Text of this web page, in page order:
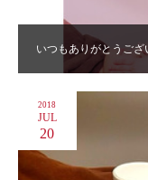
いつもありがとうござ
2018
JUL
20